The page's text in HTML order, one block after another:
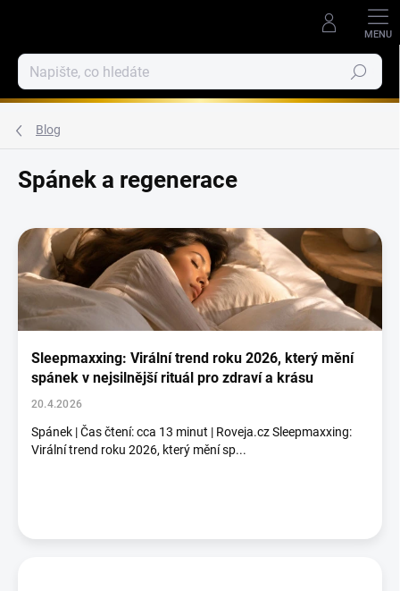
Hledat
Blog
Spánek a regenerace
ý
p
i
č
Sleepmaxxing: Virální trend roku 2026, který mění
spánek v nejsilnější rituál pro zdraví a krásu
20.4.2026
Spánek | Čas čtení: cca 13 minut | Roveja.cz Sleepmaxxing:
Virální trend roku 2026, který mění sp...